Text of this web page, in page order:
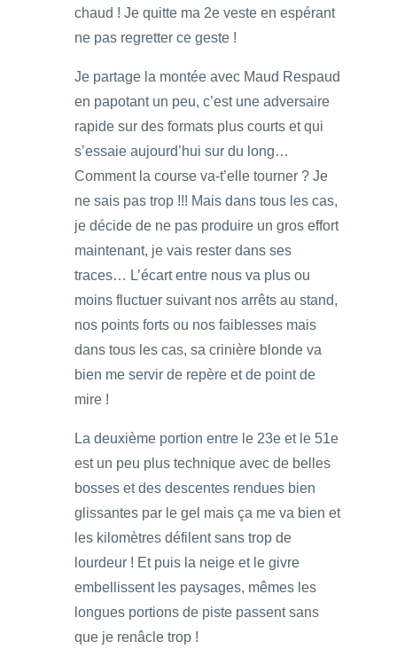
chaud ! Je quitte ma 2e veste en espérant
ne pas regretter ce geste !
Je partage la montée avec Maud Respaud
en papotant un peu, c’est une adversaire
rapide sur des formats plus courts et qui
s’essaie aujourd’hui sur du long…
Comment la course va-t’elle tourner ? Je
ne sais pas trop !!! Mais dans tous les cas,
je décide de ne pas produire un gros effort
maintenant, je vais rester dans ses
traces… L’écart entre nous va plus ou
moins fluctuer suivant nos arrêts au stand,
nos points forts ou nos faiblesses mais
dans tous les cas, sa crinière blonde va
bien me servir de repère et de point de
mire !
La deuxième portion entre le 23e et le 51e
est un peu plus technique avec de belles
bosses et des descentes rendues bien
glissantes par le gel mais ça me va bien et
les kilomètres défilent sans trop de
lourdeur ! Et puis la neige et le givre
embellissent les paysages, mêmes les
longues portions de piste passent sans
que je renâcle trop !